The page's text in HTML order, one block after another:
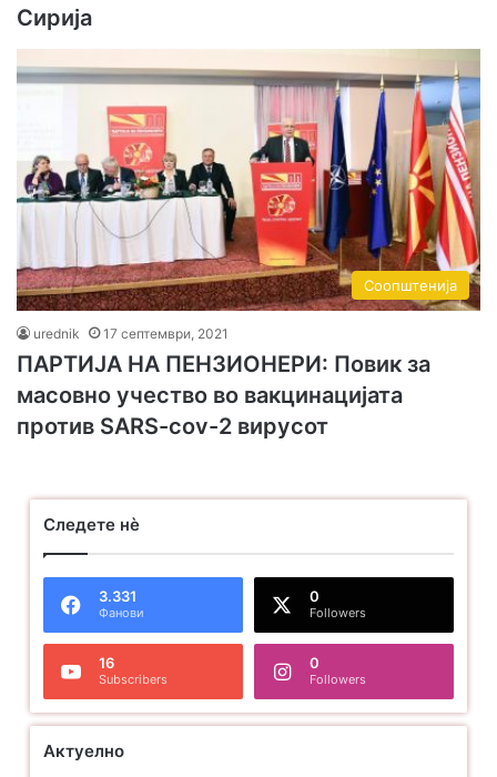
Сирија
Соопштенија
urednik 17 септември, 2021
ПАРТИЈА НА ПЕНЗИОНЕРИ: Повик за
масовно учество во вакцинацијата
против SARS-cov-2 вирусот
Следете нѐ
3.331
Фанови
0
Followers
16
Subscribers
0
Followers
Актуелно